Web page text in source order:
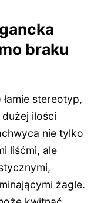
braku
stereotyp,
ilości
nie tylko
liśćmi, ale
żagle.